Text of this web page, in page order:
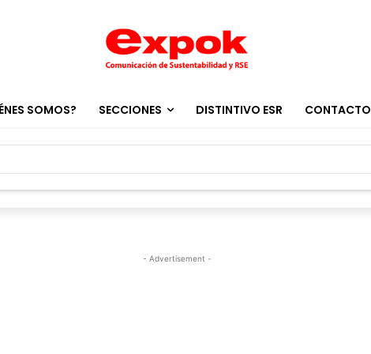
SOMOS? SECCIONES DISTINTIVO ESR CONTACTO
- Advertisement -